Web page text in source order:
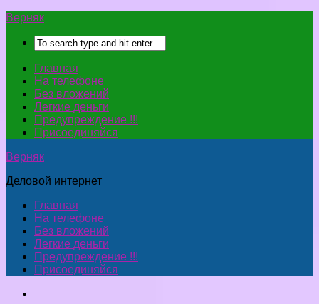
Верняк
Главная
На телефоне
Без вложений
Легкие деньги
Предупреждение !!!
Присоединяйся
Верняк
Деловой интернет
Главная
На телефоне
Без вложений
Легкие деньги
Предупреждение !!!
Присоединяйся